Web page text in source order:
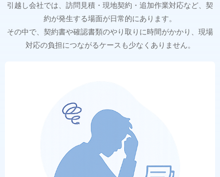
引越し会社では、訪問見積・現地契約・追加作業対応など、契
約が発生する場面が日常的にあります。
その中で、契約書や確認書類のやり取りに時間がかかり、現場
対応の負担につながるケースも少なくありません。